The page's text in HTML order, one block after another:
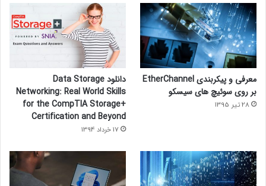
معرفی و پیکربندی EtherChannel
بر روی سوئیچ های سیسکو
28 تیر 1395
دانلود Data Storage
Networking: Real World Skills
for the CompTIA Storage+
Certification and Beyond
17 خرداد 1394